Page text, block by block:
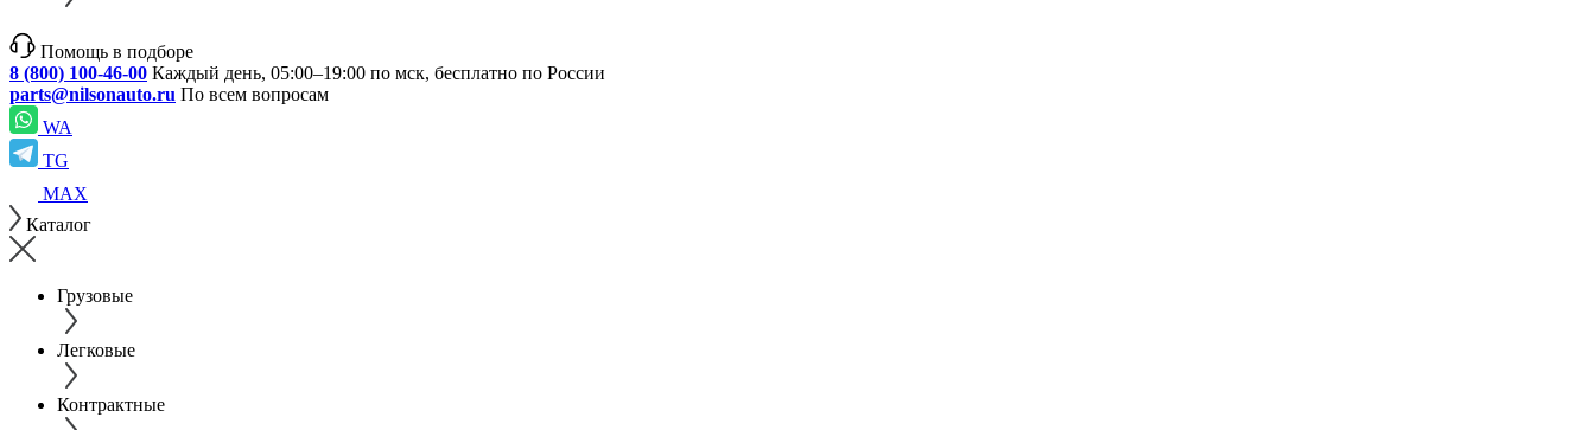
Помощь в подборе
8 (800) 100-46-00 Каждый день, 05:00–19:00 по мск, бесплатно по России
parts@nilsonauto.ru По всем вопросам
WA
TG
MAX
Каталог
Грузовые
Легковые
Контрактные